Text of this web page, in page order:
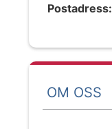
Postadress:
OM OSS